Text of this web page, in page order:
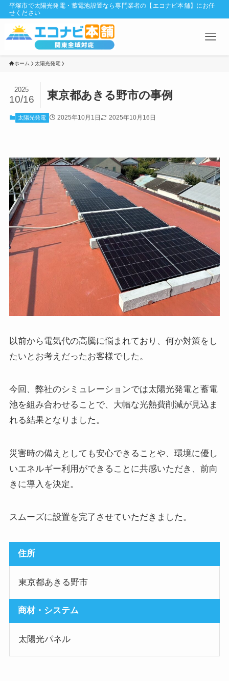
平塚市で太陽光発電・蓄電池設置なら専門業者の【エコナビ本舗】にお任
せください
ホーム 太陽光発電
東京都あきる野市の事例
2025
10/16
太陽光発電 2025年10月1日 2025年10月16日
以前から電気代の高騰に悩まれており、何か対策をし
たいとお考えだったお客様でした。
今回、弊社のシミュレーションでは太陽光発電と蓄電
池を組み合わせることで、大幅な光熱費削減が見込ま
れる結果となりました。
災害時の備えとしても安心できることや、環境に優し
いエネルギー利用ができることに共感いただき、前向
きに導入を決定。
スムーズに設置を完了させていただきました。
住所
東京都あきる野市
商材・システム
太陽光パネル